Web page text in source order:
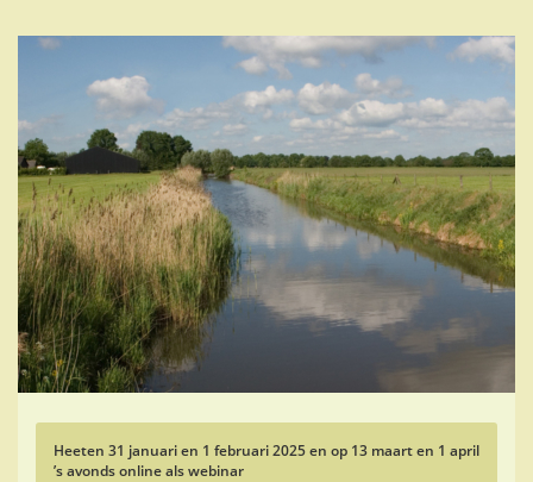
Heeten 31 januari en 1 februari 2025 en op 13 maart en 1 april
’s avonds online als webinar